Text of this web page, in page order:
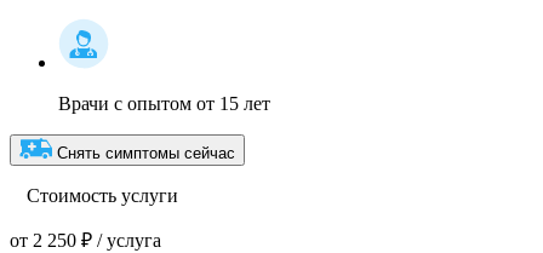
Врачи с опытом от 15 лет
Снять симптомы сейчас
Стоимость услуги
от 2 250 ₽ / услуга